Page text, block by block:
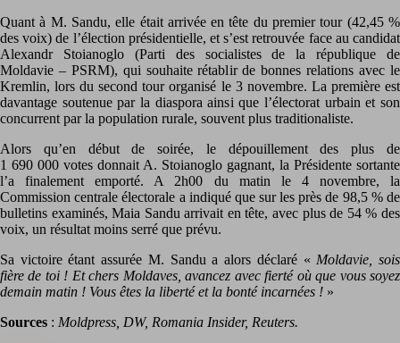
Quant à M. Sandu, elle était arrivée en tête du premier tour (42,45 %
des voix) de l’élection présidentielle, et s’est retrouvée face au candidat
Alexandr Stoianoglo (Parti des socialistes de la république de
Moldavie – PSRM), qui souhaite rétablir de bonnes relations avec le
Kremlin, lors du second tour organisé le 3 novembre. La première est
davantage soutenue par la diaspora ainsi que l’électorat urbain et son
concurrent par la population rurale, souvent plus traditionaliste.
Alors qu’en début de soirée, le dépouillement des plus de
1 690 000 votes donnait A. Stoianoglo gagnant, la Présidente sortante
l’a finalement emporté. A 2h00 du matin le 4 novembre, la
Commission centrale électorale a indiqué que sur les près de 98,5 % de
bulletins examinés, Maia Sandu arrivait en tête, avec plus de 54 % des
voix, un résultat moins serré que prévu.
Sa victoire étant assurée M. Sandu a alors déclaré « Moldavie, sois
fière de toi ! Et chers Moldaves, avancez avec fierté où que vous soyez
demain matin ! Vous êtes la liberté et la bonté incarnées ! »
Sources : Moldpress, DW, Romania Insider, Reuters.